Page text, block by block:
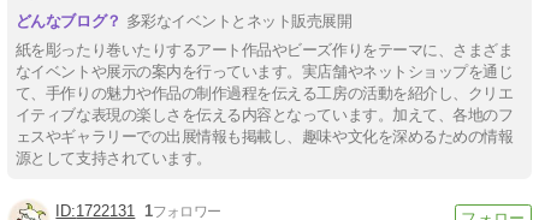
多彩なイベントとネット販売展開
紙を彫ったり巻いたりするアート作品やビーズ作りをテーマに、さまざま
なイベントや展示の案内を行っています。実店舗やネットショップを通じ
て、手作りの魅力や作品の制作過程を伝える工房の活動を紹介し、クリエ
イティブな表現の楽しさを伝える内容となっています。加えて、各地のフ
ェスやギャラリーでの出展情報も掲載し、趣味や文化を深めるための情報
源として支持されています。
1722131 1